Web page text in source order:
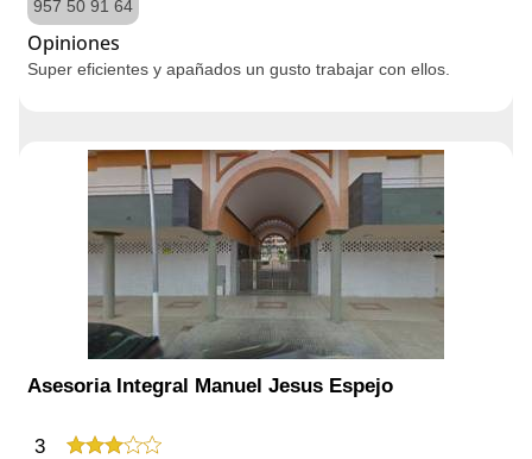
957 50 91 64
Opiniones
Super eficientes y apañados un gusto trabajar con ellos.
Asesoria Integral Manuel Jesus Espejo
3